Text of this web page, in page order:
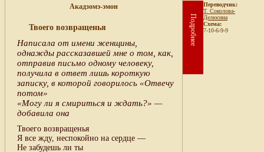
Акадзомэ-эмон
Твоего возвращенья
Написала от имени женщины,
однажды рассказавшей мне о том, как,
отправив письмо одному человеку,
получила в ответ лишь короткую
записку, в которой говорилось «Отвечу
потом»
«Могу ли я смириться и ждать?» —
добавила она
Твоего возвращенья
Я все жду, неспокойно на сердце —
Не забудешь ли ты
Подробнее
Переводчик:
Т. Соколова-
Делюсина
Схема:
7-10-6-9-9